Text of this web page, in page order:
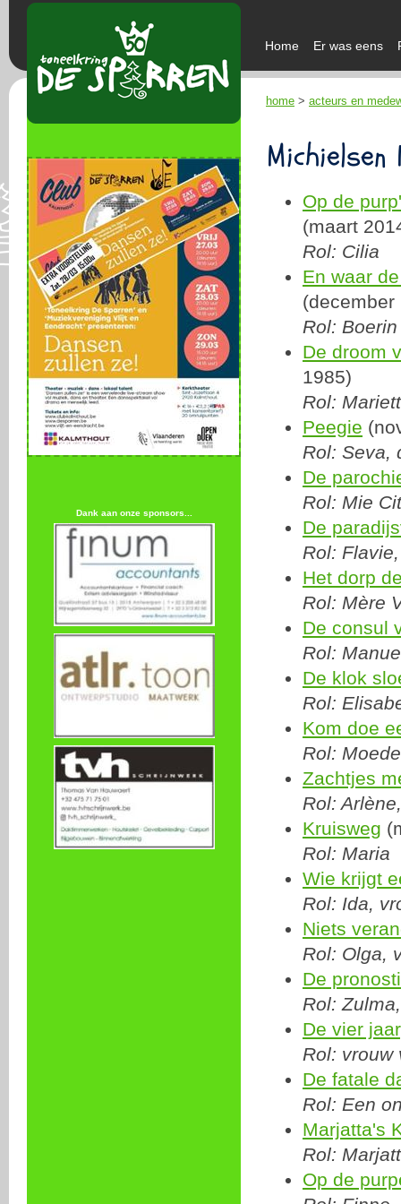
Home Er was eens
home > acteurs en
Dank aan onze sponsors...
Op de
(maart
Rol: Cilia
En waar
(december
Rol: Boerin
De droom
1985)
Rol:
Peegie
Rol: Seva,
De
Rol: Mie
De
Rol:
Het dorp
Rol: Mère
De consul
Rol:
De klok
Rol:
Kom doe
Rol:
Zachtjes
Rol:
Kruisweg
Rol: Maria
Wie krijgt
Rol: Ida,
Niets
Rol: Olga,
De
Rol:
De vier
Rol: vrouw
De fatale
Rol: Een
Marjatta's
Rol:
Op de